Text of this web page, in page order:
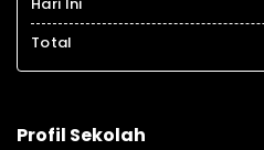
Total
Profil Sekolah